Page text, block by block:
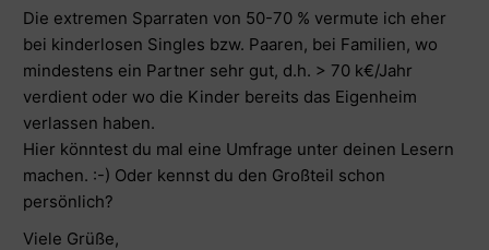
Die extremen Sparraten von 50-70 % vermute ich eher
bei kinderlosen Singles bzw. Paaren, bei Familien, wo
mindestens ein Partner sehr gut, d.h. > 70 k€/Jahr
verdient oder wo die Kinder bereits das Eigenheim
verlassen haben.
Hier könntest du mal eine Umfrage unter deinen Lesern
machen. :-) Oder kennst du den Großteil schon
persönlich?
Viele Grüße,